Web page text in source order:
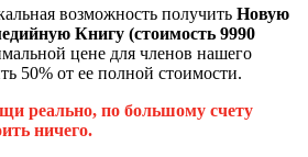
возможность получить Новую
Книгу (стоимость 9990
цене для членов нашего
50% от ее полной стоимости.
реально, по большому счету
ничего.